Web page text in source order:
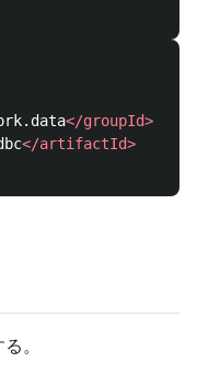
</groupId>
</artifactId>
。